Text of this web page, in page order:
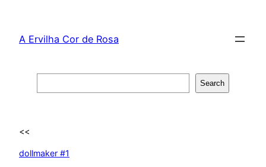
content
A Ervilha Cor de Rosa
Search
<<
dollmaker #1